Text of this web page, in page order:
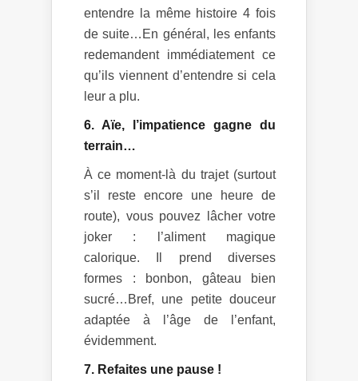
entendre la même histoire 4 fois
de suite…En général, les enfants
redemandent immédiatement ce
qu’ils viennent d’entendre si cela
leur a plu.
6. Aïe, l’impatience gagne du
terrain…
À ce moment-là du trajet (surtout
s’il reste encore une heure de
route), vous pouvez lâcher votre
joker : l’aliment magique
calorique. Il prend diverses
formes : bonbon, gâteau bien
sucré…Bref, une petite douceur
adaptée à l’âge de l’enfant,
évidemment.
7. Refaites une pause !